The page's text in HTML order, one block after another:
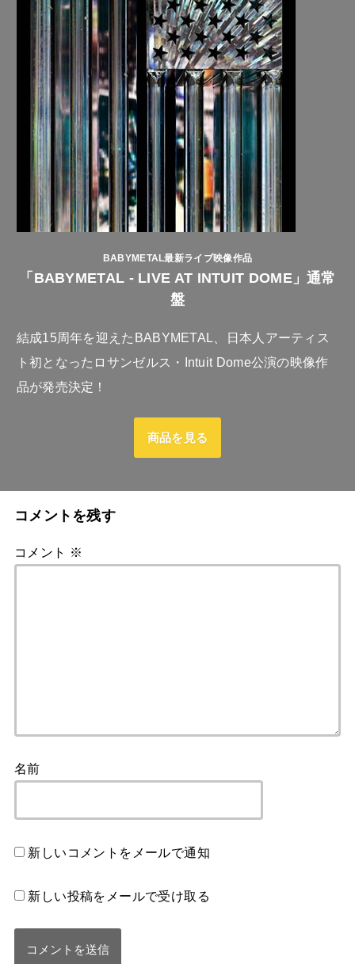
BABYMETAL最新ライブ映像作品
「BABYMETAL - LIVE AT INTUIT DOME」通常
盤
結成15周年を迎えたBABYMETAL、日本人アーティス
ト初となったロサンゼルス・Intuit Dome公演の映像作
品が発売決定！
商品を見る
コメントを残す
コメント ※
名前
新しいコメントをメールで通知
新しい投稿をメールで受け取る